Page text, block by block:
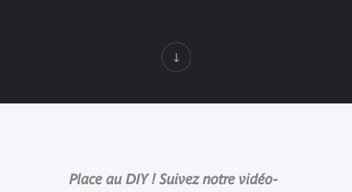
Place au DIY ! Suivez notre vidéo-